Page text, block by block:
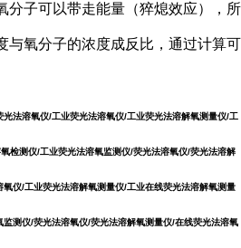
分子可以带走能量（猝熄效应），所
与氧分子的浓度成反比，通过计算可
法溶氧仪/工业荧光法溶氧仪/工业荧光法溶解氧测量仪/工
检测仪/工业荧光法溶氧监测仪/荧光法溶氧仪/荧光法溶解
仪/工业荧光法溶解氧测量仪/工业在线荧光法溶解氧测量
测仪/荧光法溶氧仪/荧光法溶解氧测量仪/在线荧光法溶氧